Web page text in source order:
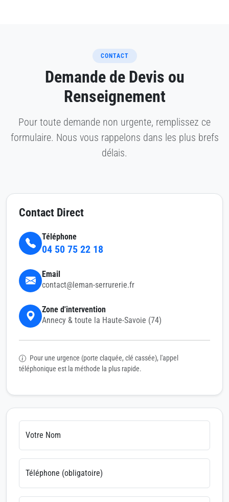
CONTACT
Demande de Devis ou
Renseignement
Pour toute demande non urgente, remplissez ce
formulaire. Nous vous rappelons dans les plus brefs
délais.
Contact Direct
Téléphone
04 50 75 22 18
Email
contact@leman-serrurerie.fr
Zone d'intervention
Annecy & toute la Haute-Savoie (74)
Pour une urgence (porte claquée, clé cassée), l'appel
téléphonique est la méthode la plus rapide.
Votre Nom
Téléphone (obligatoire)